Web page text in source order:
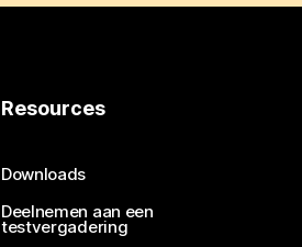
Resources
Downloads
Deelnemen aan een
testvergadering